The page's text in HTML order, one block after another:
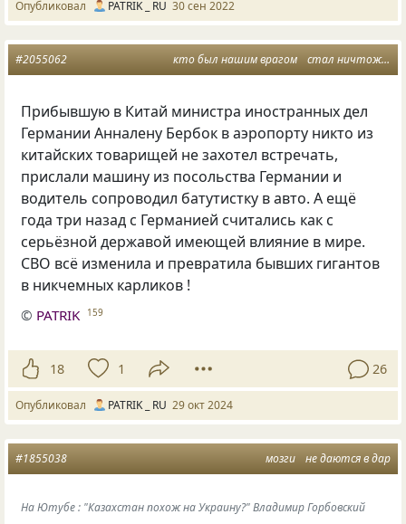
Опубликовал PATRIK _ RU 30 сен 2022
кто был нашим врагом стал ничтожным
#2055062
Прибывшую в Китай министра иностранных дел
Германии Анналену Бербок в аэропорту никто из
китайских товарищей не захотел встречать,
прислали машину из посольства Германии и
водитель сопроводил батутистку в авто. А ещё
года три назад с Германией считались как с
серьёзной державой имеющей влияние в мире.
СВО всё изменила и превратила бывших гигантов
в никчемных карликов !
© PATRIK 159
18 1 26
Опубликовал PATRIK _ RU 29 окт 2024
мозги не даются в дар
#1855038
На Ютубе : "Казахстан похож на Украину?" Владимир Горбовский